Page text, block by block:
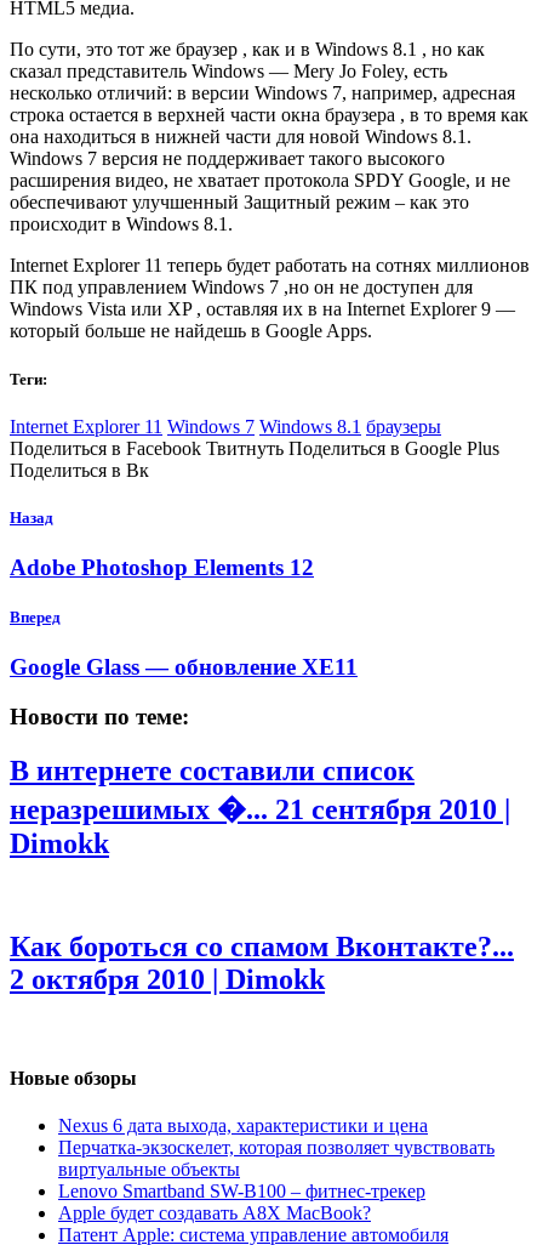
HTML5 медиа.
По сути, это тот же браузер , как и в Windows 8.1 , но как
сказал представитель Windows — Mery Jo Foley, есть
несколько отличий: в версии Windows 7, например, адресная
строка остается в верхней части окна браузера , в то время как
она находиться в нижней части для новой Windows 8.1.
Windows 7 версия не поддерживает такого высокого
расширения видео, не хватает протокола SPDY Google, и не
обеспечивают улучшенный Защитный режим – как это
происходит в Windows 8.1.
Internet Explorer 11 теперь будет работать на сотнях миллионов
ПК под управлением Windows 7 ,но он не доступен для
Windows Vista или XP , оставляя их в на Internet Explorer 9 —
который больше не найдешь в Google Apps.
Теги:
Internet Explorer 11 Windows 7 Windows 8.1 браузеры
Поделиться в Facebook Твитнуть Поделиться в Google Plus
Поделиться в Вк
Назад
Adobe Photoshop Elements 12
Вперед
Google Glass — обновление XE11
Новости по теме:
В интернете составили список
неразрешимых �... 21 сентября 2010 |
Dimokk
Как бороться со спамом Вконтакте?...
2 октября 2010 | Dimokk
Новые обзоры
Nexus 6 дата выхода, характеристики и цена
Перчатка-экзоскелет, которая позволяет чувствовать
виртуальные объекты
Lenovo Smartband SW-B100 – фитнес-трекер
Apple будет создавать A8X MacBook?
Патент Apple: система управление автомобиля